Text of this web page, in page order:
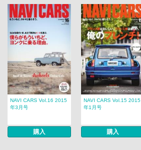
NAVI CARS Vol.16 2015
年3月号
購入
NAVI CARS Vol.15 2015
年1月号
購入